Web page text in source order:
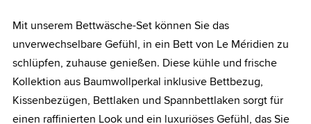
Mit unserem Bettwäsche-Set können Sie das
unverwechselbare Gefühl, in ein Bett von Le Méridien zu
schlüpfen, zuhause genießen. Diese kühle und frische
Kollektion aus Baumwollperkal inklusive Bettbezug,
Kissenbezügen, Bettlaken und Spannbettlaken sorgt für
einen raffinierten Look und ein luxuriöses Gefühl, das Sie